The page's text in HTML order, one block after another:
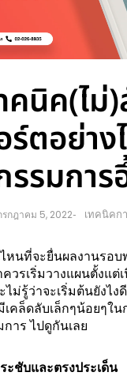
คนิค(ไม่
ตอย่าง
รรมการ
รกฎาคม 5, 2022- เทคนิคก
หนที่จะยื่นผลงานรอบ
วรเริ่มวางแผนตั้งแต่
ไม่รู้ว่าจะเริ่มต้นยังไง
เคล็ดลับเล็กๆน้อยๆใน
าร ไปดูกันเลย
ะชับและตรงประเด็น